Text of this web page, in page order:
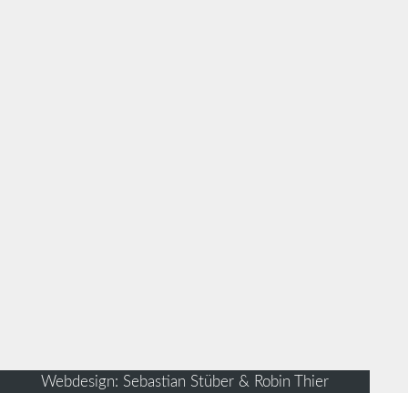
Webdesign: Sebastian Stüber & Robin Thier